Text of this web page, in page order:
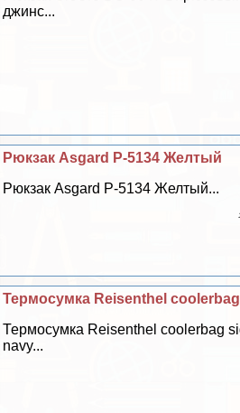
джинс...
Рюкзак Asgard Р-5134 Желтый
Рюкзак Asgard Р-5134 Желтый...
Термосумка Reisenthel
Термосумка Reisenthel coolerbag
navy...